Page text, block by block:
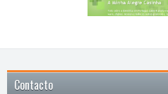
Contacto